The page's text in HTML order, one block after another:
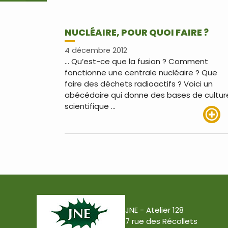
NUCLÉAIRE, POUR QUOI FAIRE ?
4 décembre 2012
… Qu’est-ce que la fusion ? Comment
fonctionne une centrale nucléaire ? Que
faire des déchets radioactifs ? Voici un
abécédaire qui donne des bases de
scientifique …
JNE - Atelier 128
7 rue des Récollets